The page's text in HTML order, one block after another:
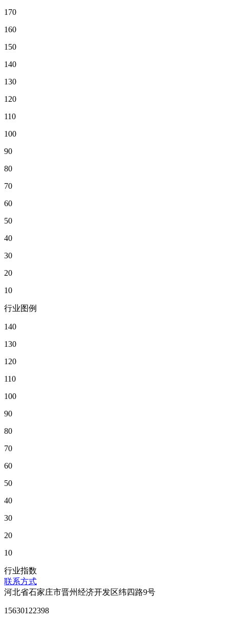
170
160
150
140
130
120
110
100
90
80
70
60
50
40
30
20
10
行业图例
140
130
120
110
100
90
80
70
60
50
40
30
20
10
行业指数
联系方式
河北省石家庄市晋州经济开发区纬四路9号
15630122398